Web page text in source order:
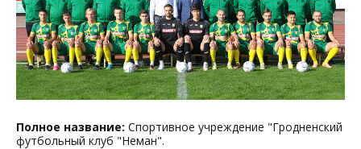
Полное название: Спортивное учреждение "Гродненский
футбольный клуб "Неман".